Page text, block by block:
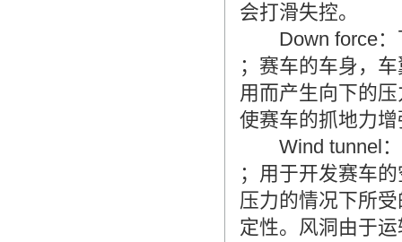
会打滑失控。
Down force：
；赛车的车身，
用而产生向下的
使赛车的抓地力
Wind tunnel：
；用于开发赛车
压力的情况下所
定性。风洞由于